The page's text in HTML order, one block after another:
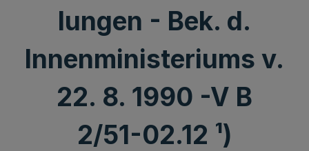
lungen - Bek. d.
Innenministeriums v.
22. 8. 1990 -V B
2/51-02.12 ¹)